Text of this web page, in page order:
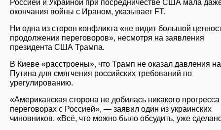
окончания войны с Ираном, указывает FT.
Ни одна из сторон конфликта «не видит большой
продолжении переговоров», несмотря на заявления
президента США Трампа.
В Киеве «расстроены», что Трамп не оказал давления на
Путина для смягчения российских требований по
урегулированию.
«Американская сторона не добилась никакого
переговорах с Россией», — заявил один из украинских
чиновников. «Всё, что можно было обсудить, уже